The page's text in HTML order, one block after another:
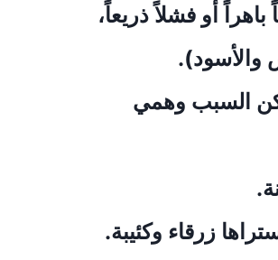
أو فشلاً ذريعاً،
والأسود).
السبب وهمي
زرقاء وكئيبة.